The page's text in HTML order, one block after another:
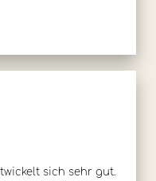
sich sehr gut.